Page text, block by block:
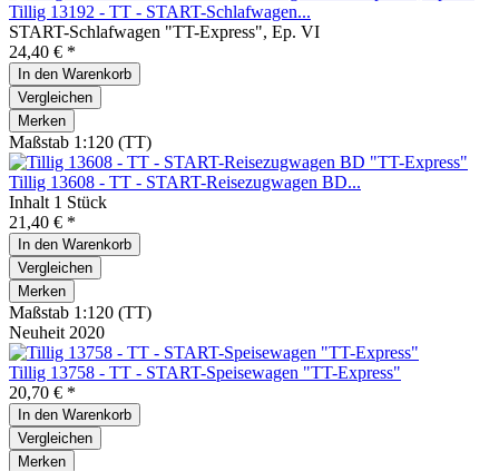
Tillig 13192 - TT - START-Schlafwagen...
START-Schlafwagen "TT-Express", Ep. VI
24,40 € *
In den Warenkorb
Vergleichen
Merken
Maßstab 1:120 (TT)
Tillig 13608 - TT - START-Reisezugwagen BD...
Inhalt 1 Stück
21,40 € *
In den Warenkorb
Vergleichen
Merken
Maßstab 1:120 (TT)
Neuheit 2020
Tillig 13758 - TT - START-Speisewagen "TT-Express"
20,70 € *
In den Warenkorb
Vergleichen
Merken